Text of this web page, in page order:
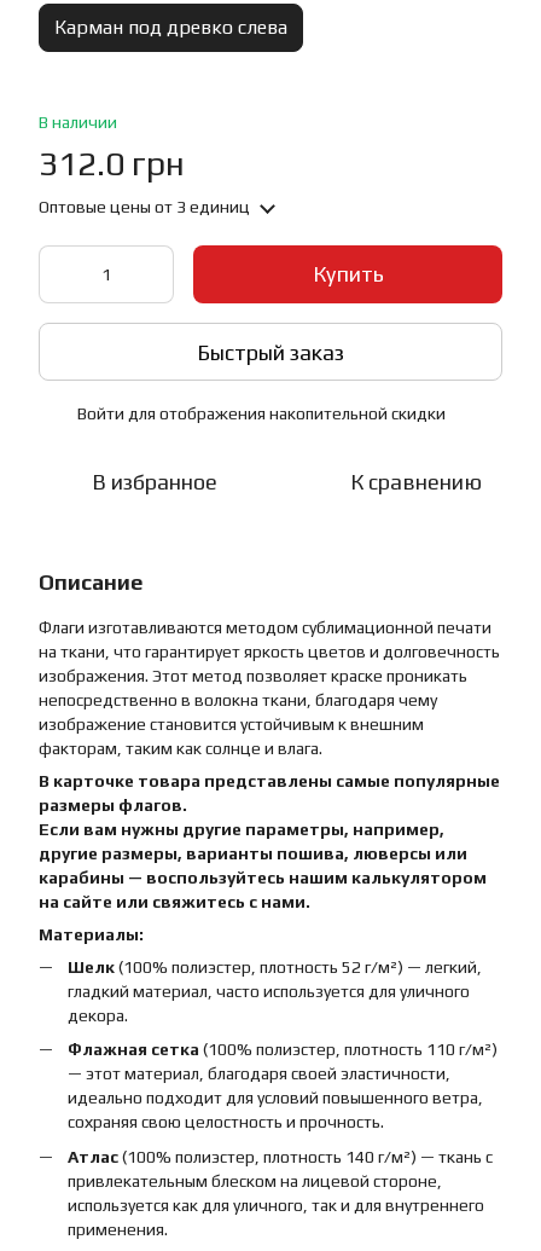
Карман под древко слева
В наличии
312.0 грн
Оптовые цены от 3 единиц
Купить
Быстрый заказ
Войти для отображения накопительной скидки
В избранное К сравнению
Описание
Флаги изготавливаются методом сублимационной печати
на ткани, что гарантирует яркость цветов и долговечность
изображения. Этот метод позволяет краске проникать
непосредственно в волокна ткани, благодаря чему
изображение становится устойчивым к внешним
факторам, таким как солнце и влага.
В карточке товара представлены самые популярные
размеры флагов.
Если вам нужны другие параметры, например,
другие размеры, варианты пошива, люверсы или
карабины — воспользуйтесь нашим калькулятором
на сайте или свяжитесь с нами.
Материалы:
Шелк(100% полиэстер, плотность 52 г/м²) — легкий,
гладкий материал, часто используется для уличного
декора.
Флажная сетка (100% полиэстер, плотность 110 г/м²)
— этот материал, благодаря своей эластичности,
идеально подходит для условий повышенного ветра,
сохраняя свою целостность и прочность.
Атлас(100% полиэстер, плотность 140 г/м²) — ткань с
привлекательным блеском на лицевой стороне,
используется как для уличного, так и для внутреннего
применения.